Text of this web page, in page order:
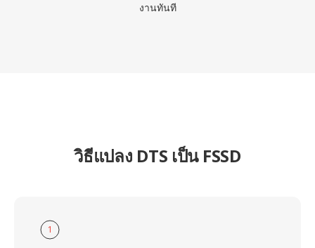
งานทันที
วิธีแปลง DTS เป็น FSSD
1